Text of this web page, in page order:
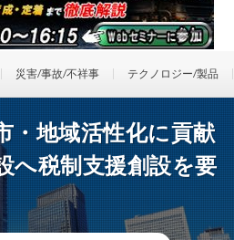
災害/事故/不祥事 テクノロジー/製品
・地域活性化に貢献
へ税制支援創設を要